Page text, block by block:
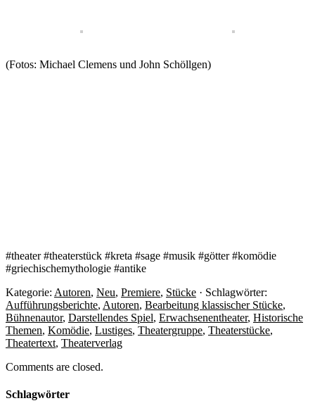
(Fotos: Michael Clemens und John Schöllgen)
#theater #theaterstück #kreta #sage #musik #götter #komödie
#griechischemythologie #antike
Kategorie: Autoren, Neu, Premiere, Stücke · Schlagwörter:
Aufführungsberichte, Autoren, Bearbeitung klassischer Stücke,
Bühnenautor, Darstellendes Spiel, Erwachsenentheater, Historische
Themen, Komödie, Lustiges, Theatergruppe, Theaterstücke,
Theatertext, Theaterverlag
Comments are closed.
Schlagwörter